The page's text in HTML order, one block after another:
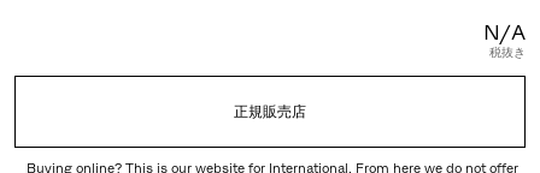
N/A
税抜き
正規販売店
Buying online? This is our website for International. From here we do not offer